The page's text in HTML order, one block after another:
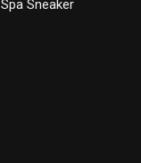
Sneaker